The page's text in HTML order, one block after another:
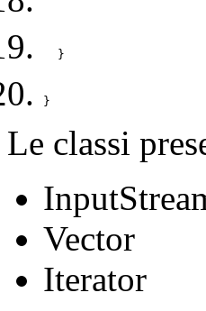
  }
}
Le classi
Vector
Iterator